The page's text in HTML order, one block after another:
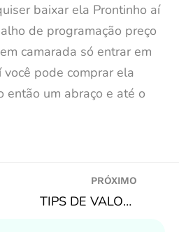
baixar ela Prontinho aí
de programação preço
camarada só entrar em
pode comprar ela
então um abraço e até o
PRÓXIMO
TIPS DE VALOR PARA TERÇA 15/02/2022 – MODELO 100% ESTATÍSTICO BUSCANDO ODDS +EV